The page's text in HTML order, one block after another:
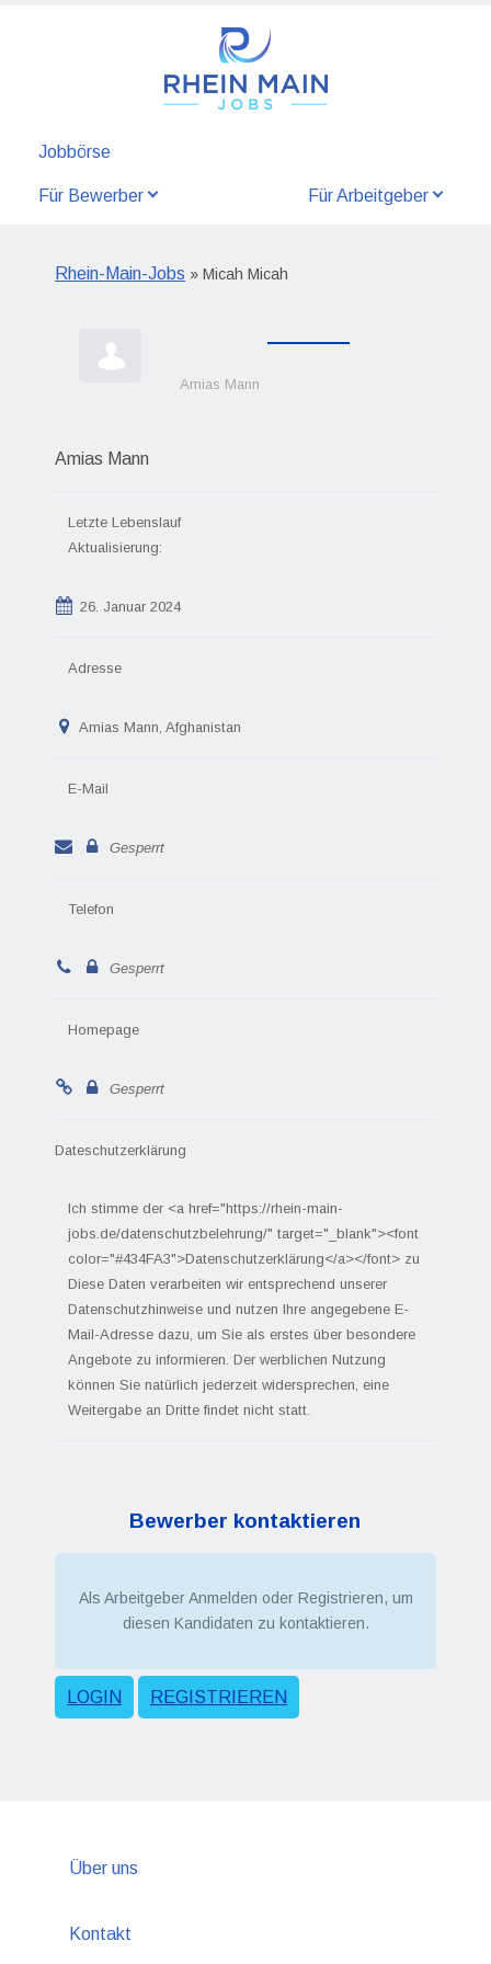
Jobbörse
Für Bewerber Für Arbeitgeber
Rhein-Main-Jobs » Micah Micah
Amias Mann
Amias Mann
Letzte Lebenslauf
Aktualisierung:
26. Januar 2024
Adresse
Amias Mann, Afghanistan
E-Mail
Gesperrt
Telefon
Gesperrt
Homepage
Gesperrt
Dateschutzerklärung
Ich stimme der <a href="https://rhein-main-
jobs.de/datenschutzbelehrung/" target="_blank"><font
color="#434FA3">Datenschutzerklärung</a></font> zu
Diese Daten verarbeiten wir entsprechend unserer
Datenschutzhinweise und nutzen Ihre angegebene E-
Mail-Adresse dazu, um Sie als erstes über besondere
Angebote zu informieren. Der werblichen Nutzung
können Sie natürlich jederzeit widersprechen, eine
Weitergabe an Dritte findet nicht statt.
Bewerber kontaktieren
Als Arbeitgeber Anmelden oder Registrieren, um
diesen Kandidaten zu kontaktieren.
LOGIN REGISTRIEREN
Über uns
Kontakt